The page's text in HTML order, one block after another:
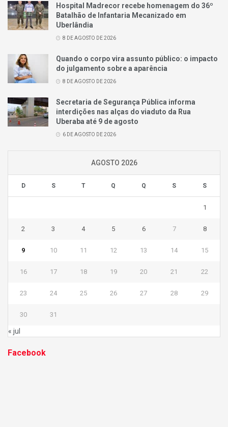
Hospital Madrecor recebe homenagem do 36º
Batalhão de Infantaria Mecanizado em
Uberlândia
8 DE AGOSTO DE 2026
Quando o corpo vira assunto público: o impacto
do julgamento sobre a aparência
8 DE AGOSTO DE 2026
Secretaria de Segurança Pública informa
interdições nas alças do viaduto da Rua
Uberaba até 9 de agosto
6 DE AGOSTO DE 2026
AGOSTO 2026
D S T Q Q S S
1
2 3 4 5 6 7 8
9 10 11 12 13 14 15
16 17 18 19 20 21 22
23 24 25 26 27 28 29
30 31
« jul
Facebook